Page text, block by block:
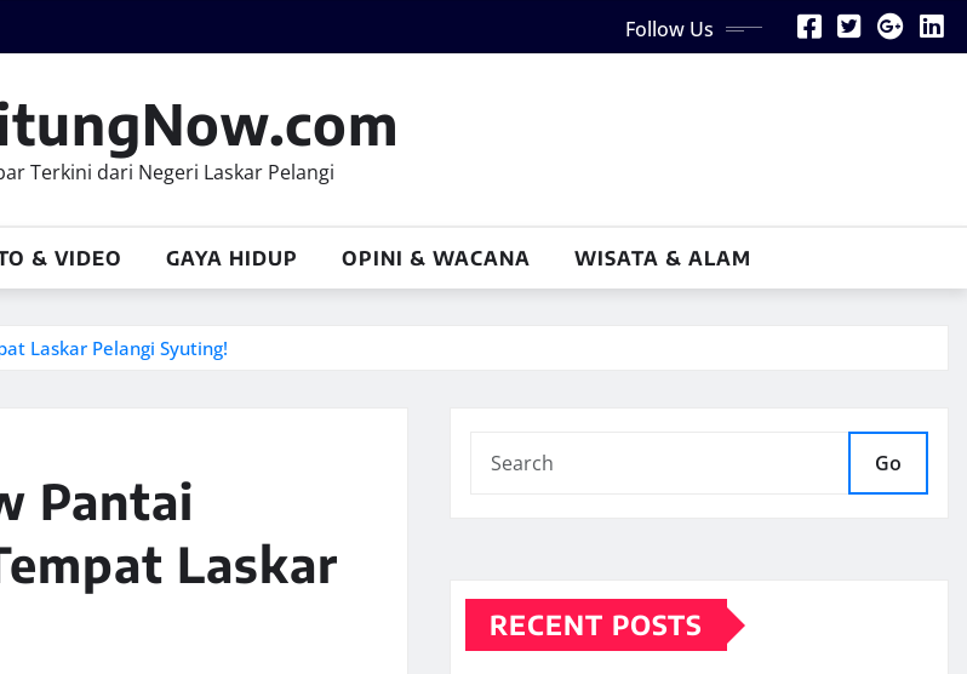
Follow Us
Terkini dari Negeri Laskar Pelangi
& VIDEO GAYA HIDUP OPINI & WACANA WISATA & ALAM
Laskar Pelangi Syuting!
Pantai
Laskar
Go
RECENT POSTS